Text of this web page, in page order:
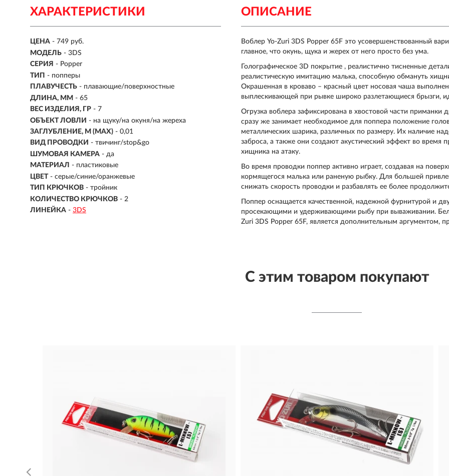
ХАРАКТЕРИСТИКИ
ЦЕНА - 749 руб.
МОДЕЛЬ - 3DS
СЕРИЯ - Popper
ТИП - попперы
ПЛАВУЧЕСТЬ - плавающие/поверхностные
ДЛИНА, ММ - 65
ВЕС ИЗДЕЛИЯ, ГР - 7
ОБЪЕКТ ЛОВЛИ - на щуку/на окуня/на жереха
ЗАГЛУБЛЕНИЕ, М (MAX) - 0,01
ВИД ПРОВОДКИ - твичинг/stop&go
ШУМОВАЯ КАМЕРА - да
МАТЕРИАЛ - пластиковые
ЦВЕТ - серые/синие/оранжевые
ТИП КРЮЧКОВ - тройник
КОЛИЧЕСТВО КРЮЧКОВ - 2
ЛИНЕЙКА - 3DS
ОПИСАНИЕ
Воблер Yo-Zuri 3DS Popper 65F это усовершенствованный
главное, что окунь, щука и жерех от него просто без ума.
Голографическое 3D покрытие , реалистично тисненные
реалистическую имитацию малька, способную обмануть
Окрашенная в кроваво – красный цвет носовая чаша
выплескивающей при рывке широко разлетающиеся брызги,
Огрузка воблера зафиксирована в хвостовой части
сразу же занимает необходимое для поппера положение
металлических шарика, различных по размеру. Их наличие
заброса, а также они создают акустический эффект во
хищника на атаку.
Во время проводки поппер активно играет, создавая на
кормящегося малька или раненую рыбку. Для большей
снижать скорость проводки и разбавлять ее более
Поппер оснащается качественной, надежной фурнитурой и
просекающими и удерживающими рыбу при вываживании.
Zuri 3DS Popper 65F, является дополнительным аргументом,
С этим товаром покупают